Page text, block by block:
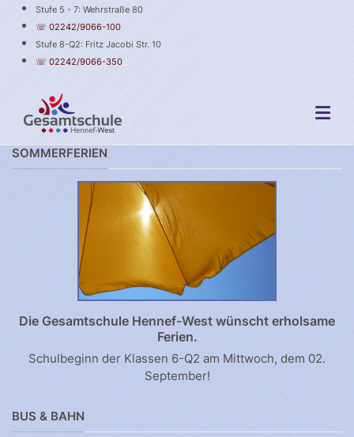
Stufe 5 - 7: Wehrstraße 80
☏ 02242/9066-100
Stufe 8-Q2: Fritz Jacobi Str. 10
☏ 02242/9066-350
SOMMERFERIEN
Die Gesamtschule Hennef-West wünscht erholsame
Ferien.
Schulbeginn der Klassen 6-Q2 am Mittwoch, dem 02.
September!
BUS & BAHN